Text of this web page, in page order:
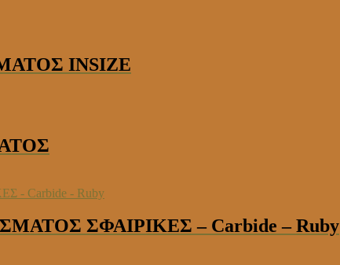
INSIZE
ΣΦΑΙΡΙΚΕΣ – Carbide – Ruby